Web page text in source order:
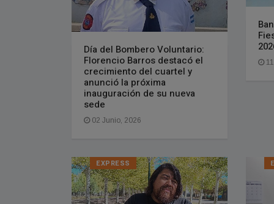
Día del Bombero Voluntario:
Florencio Barros destacó el
crecimiento del cuartel y
anunció la próxima
inauguración de su nueva
sede
02 Junio, 2026
11
EXPRESS